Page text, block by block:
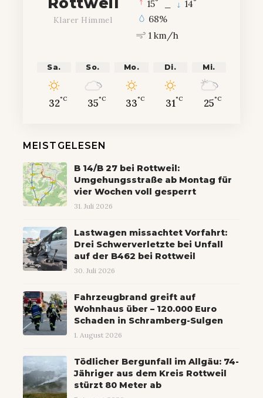
Klarer Himmel
15 14
68%
1 km/h
Sa.
32°C
So.
35°C
Mo.
33°C
Di.
31°C
Mi.
25°C
MEISTGELESEN
B 14/B 27 bei Rottweil:
Umgehungsstraße ab Montag für
vier Wochen voll gesperrt
31. Juli 2026
Lastwagen missachtet Vorfahrt:
Drei Schwerverletzte bei Unfall
auf der B462 bei Rottweil
30. Juli 2026
Fahrzeugbrand greift auf
Wohnhaus über – 120.000 Euro
Schaden in Schramberg-Sulgen
1. August 2026
Tödlicher Bergunfall im Allgäu: 74-
Jähriger aus dem Kreis Rottweil
stürzt 80 Meter ab